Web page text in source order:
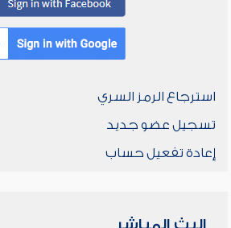
استرجاع الرمز السري
تسجيل عضو جديد
إعادة تفعيل حساب